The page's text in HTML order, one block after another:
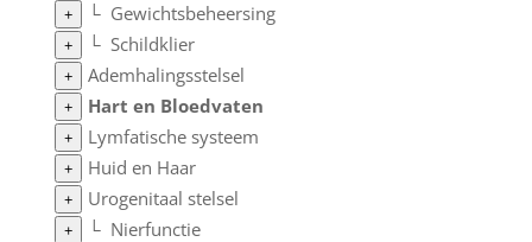
+ └ Gewichtsbeheersing
+ └ Schildklier
+ Ademhalingsstelsel
+ Hart en Bloedvaten
+ Lymfatische systeem
+ Huid en Haar
+ Urogenitaal stelsel
+ └ Nierfunctie